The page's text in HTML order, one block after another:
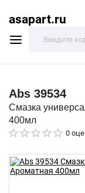
asapart.ru
Abs 39534
Смазка
400мл
0